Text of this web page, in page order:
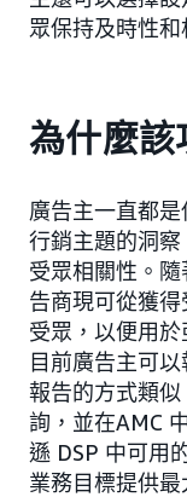
眾保持及時性和
為什麼該
廣告主一直都
行銷主題的洞
受眾相關性。隨
告商現可從獲
受眾，以便用
目前廣告主可
報告的方式類
詢，並在AMC
遜 DSP 中可用
業務目標提供最